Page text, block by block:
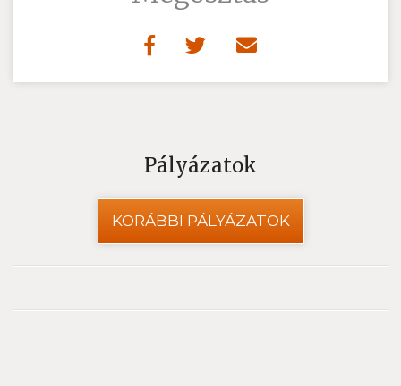
Pályázatok
KORÁBBI PÁLYÁZATOK